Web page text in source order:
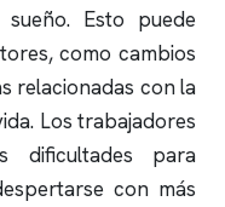
Esto puede
como cambios
relacionadas con la
Los trabajadores
dificultades para
con más